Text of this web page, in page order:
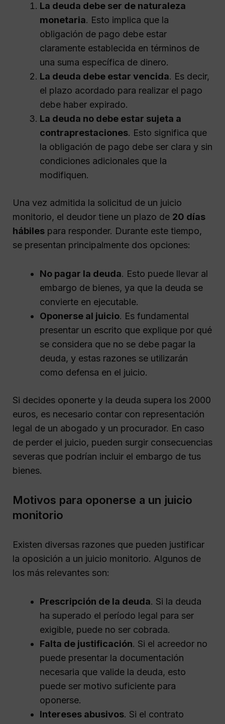
La deuda debe ser de naturaleza
monetaria. Esto implica que la
obligación de pago debe estar
claramente establecida en términos de
una suma específica de dinero.
La deuda debe estar vencida. Es decir,
el plazo acordado para realizar el pago
debe haber expirado.
La deuda no debe estar sujeta a
contraprestaciones. Esto significa que
la obligación de pago debe ser clara y sin
condiciones adicionales que la
modifiquen.
Una vez admitida la solicitud de un juicio
monitorio, el deudor tiene un plazo de 20 días
hábiles para responder. Durante este tiempo,
se presentan principalmente dos opciones:
No pagar la deuda. Esto puede llevar al
embargo de bienes, ya que la deuda se
convierte en ejecutable.
Oponerse al juicio. Es fundamental
presentar un escrito que explique por qué
se considera que no se debe pagar la
deuda, y estas razones se utilizarán
como defensa en el juicio.
Si decides oponerte y la deuda supera los 2000
euros, es necesario contar con representación
legal de un abogado y un procurador. En caso
de perder el juicio, pueden surgir consecuencias
severas que podrían incluir el embargo de tus
bienes.
Motivos para oponerse a un juicio
monitorio
Existen diversas razones que pueden justificar
la oposición a un juicio monitorio. Algunos de
los más relevantes son:
Prescripción de la deuda. Si la deuda
ha superado el período legal para ser
exigible, puede no ser cobrada.
Falta de justificación. Si el acreedor no
puede presentar la documentación
necesaria que valide la deuda, esto
puede ser motivo suficiente para
oponerse.
Intereses abusivos. Si el contrato